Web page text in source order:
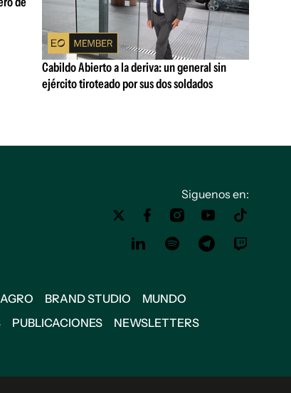
Cabildo Abierto a la deriva: un general sin
ejército tiroteado por sus dos soldados
Siguenos en:
AGRO BRAND STUDIO
MUNDO
PUBLICACIONES
NEWSLETTERS